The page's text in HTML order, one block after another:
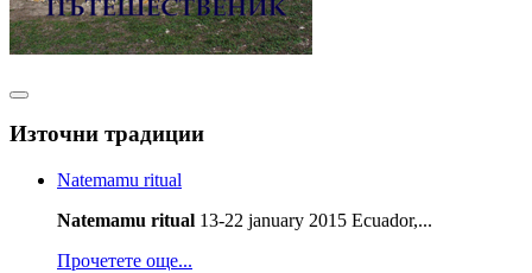
Източни традиции
Natemamu ritual
Natemamu ritual 13-22 january 2015 Ecuador,...
Прочетете още...